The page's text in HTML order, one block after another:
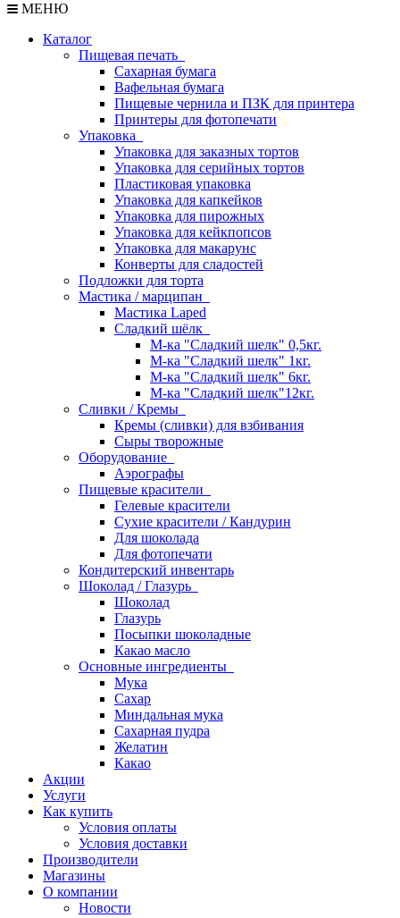
МЕНЮ
Каталог
Пищевая печать
Сахарная бумага
Вафельная бумага
Пищевые чернила и ПЗК для принтера
Принтеры для фотопечати
Упаковка
Упаковка для заказных тортов
Упаковка для серийных тортов
Пластиковая упаковка
Упаковка для капкейков
Упаковка для пирожных
Упаковка для кейкпопсов
Упаковка для макарунс
Конверты для сладостей
Подложки для торта
Мастика / марципан
Мастика Laped
Сладкий шёлк
М-ка "Сладкий шелк" 0,5кг.
М-ка "Сладкий шелк" 1кг.
М-ка "Сладкий шелк" 6кг.
М-ка "Сладкий шелк"12кг.
Сливки / Кремы
Кремы (сливки) для взбивания
Сыры творожные
Оборудование
Аэрографы
Пищевые красители
Гелевые красители
Сухие красители / Кандурин
Для шоколада
Для фотопечати
Кондитерский инвентарь
Шоколад / Глазурь
Шоколад
Глазурь
Посыпки шоколадные
Какао масло
Основные ингредиенты
Мука
Сахар
Миндальная мука
Сахарная пудра
Желатин
Какао
Акции
Услуги
Как купить
Условия оплаты
Условия доставки
Производители
Магазины
О компании
Новости